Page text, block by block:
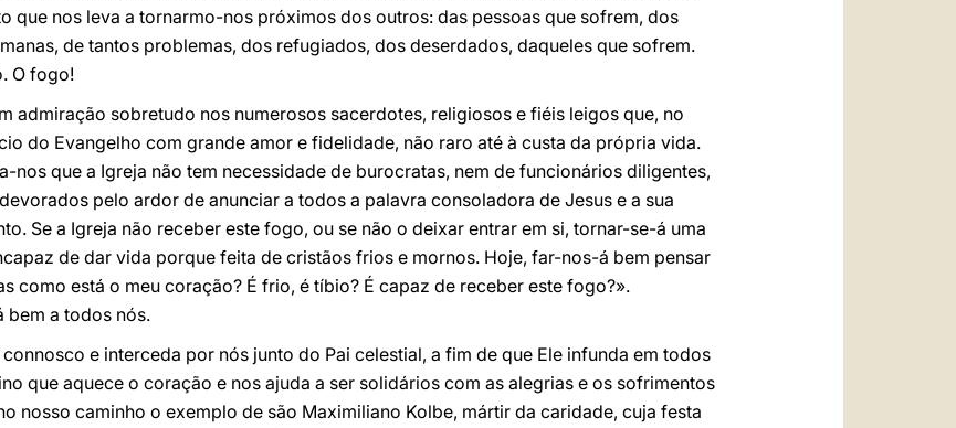
que nos leva a tornarmo-nos próximos dos outros: das pessoas que sofrem, dos
de tantos problemas, dos refugiados, dos deserdados, daqueles que sofrem.
O fogo!
admiração sobretudo nos numerosos sacerdotes, religiosos e fiéis leigos que, no
do Evangelho com grande amor e fidelidade, não raro até à custa da própria vida.
nos que a Igreja não tem necessidade de burocratas, nem de funcionários diligentes,
pelo ardor de anunciar a todos a palavra consoladora de Jesus e a sua
Se a Igreja não receber este fogo, ou se não o deixar entrar em si, tornar-se-á uma
de dar vida porque feita de cristãos frios e mornos. Hoje, far-nos-á bem pensar
como está o meu coração? É frio, é tíbio? É capaz de receber este fogo?».
bem a todos nós.
e interceda por nós junto do Pai celestial, a fim de que Ele infunda em todos
que aquece o coração e nos ajuda a ser solidários com as alegrias e os sofrimentos
nosso caminho o exemplo de são Maximiliano Kolbe, mártir da caridade, cuja festa